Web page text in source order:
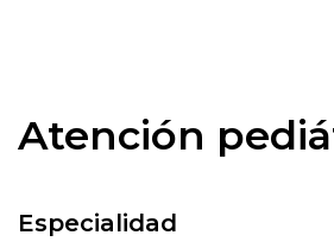
Atención
Especialidad